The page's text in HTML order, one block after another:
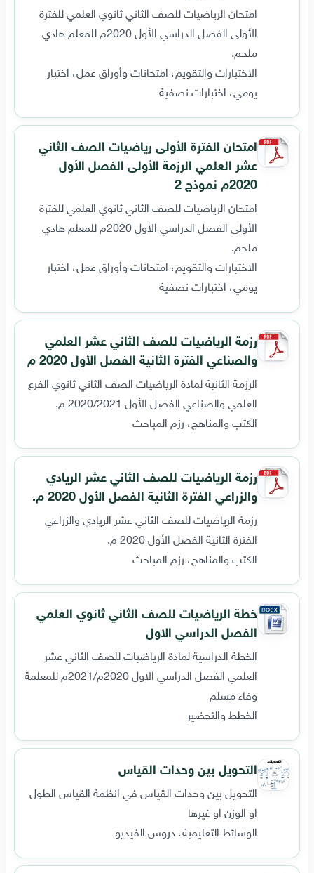
امتحان الرياضيات للصف الثاني ثانوي العلمي للفترة
الأولى الفصل الدراسي الأول 2020م للمعلم هادي
ملحم.
الاختبارات والتقويم، امتحانات وأوراق عمل، اختبار
يومي، اختبارات نصفية
امتحان الفترة الأولى رياضيات الصف الثاني
عشر العلمي الرزمة الأولى الفصل الأول
2020م نموذج 2
امتحان الرياضيات للصف الثاني ثانوي العلمي للفترة
الأولى الفصل الدراسي الأول 2020م للمعلم هادي
ملحم.
الاختبارات والتقويم، امتحانات وأوراق عمل، اختبار
يومي، اختبارات نصفية
رزمة الرياضيات للصف الثاني عشر العلمي
والصناعي الفترة الثانية الفصل الأول 2020 م
الرزمة الثانية لمادة الرياضيات الصف الثاني ثانوي الفرع
العلمي والصناعي الفصل الأول 2020/2021 م.
الكتب والمناهج، رزم المباحث
رزمة الرياضيات للصف الثاني عشر الريادي
والزراعي الفترة الثانية الفصل الأول 2020 م.
رزمة الرياضيات للصف الثاني عشر الريادي والزراعي
الفترة الثانية الفصل الأول 2020 م.
الكتب والمناهج، رزم المباحث
خطة الرياضيات للصف الثاني ثانوي العلمي
الفصل الدراسي الاول
الخطة الدراسية لمادة الرياضيات للصف الثاني عشر
العلمي الفصل الدراسي الاول 2020م/2021م للمعلمة
وفاء مسلم
الخطط والتحضير
التحويل بين وحدات القياس
التحويل بين وحدات القياس في انظمة القياس الطول
او الوزن او غيرها
الوسائط التعليمية، دروس الفيديو